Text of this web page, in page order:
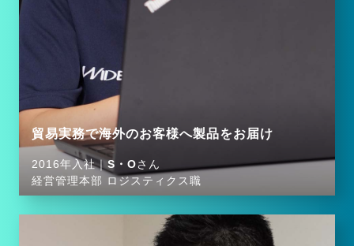
貿易実務で海外のお客様へ製品をお届け
2016年入社｜ S・Oさん
経営管理本部 ロジスティクス職